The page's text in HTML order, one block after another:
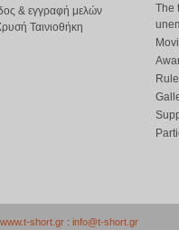
& εγγραφή μελών
Ταινιοθήκη
The
www.t-short.gr : info@t-short.gr